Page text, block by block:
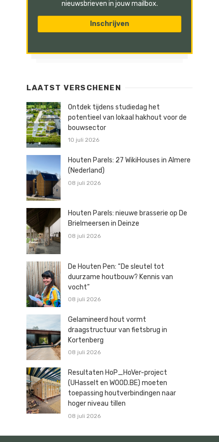
nieuwsbrieven in jouw mailbox.
LAATST VERSCHENEN
Ontdek tijdens studiedag het
potentieel van lokaal hakhout voor de
bouwsector
10 juli 2026
Houten Parels: 27 WikiHouses in Almere
(Nederland)
08 juli 2026
Houten Parels: nieuwe brasserie op De
Brielmeersen in Deinze
08 juli 2026
De Houten Pen: “De sleutel tot
duurzame houtbouw? Kennis van
vocht”
08 juli 2026
Gelamineerd hout vormt
draagstructuur van fietsbrug in
Kortenberg
08 juli 2026
Resultaten HoP_HoVer-project
(UHasselt en WOOD.BE) moeten
toepassing houtverbindingen naar
hoger niveau tillen
08 juli 2026